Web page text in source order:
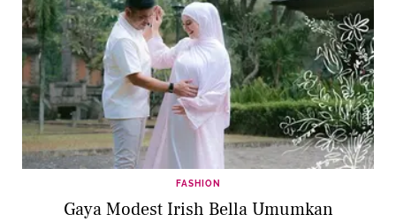
FASHION
Gaya Modest Irish Bella Umumkan